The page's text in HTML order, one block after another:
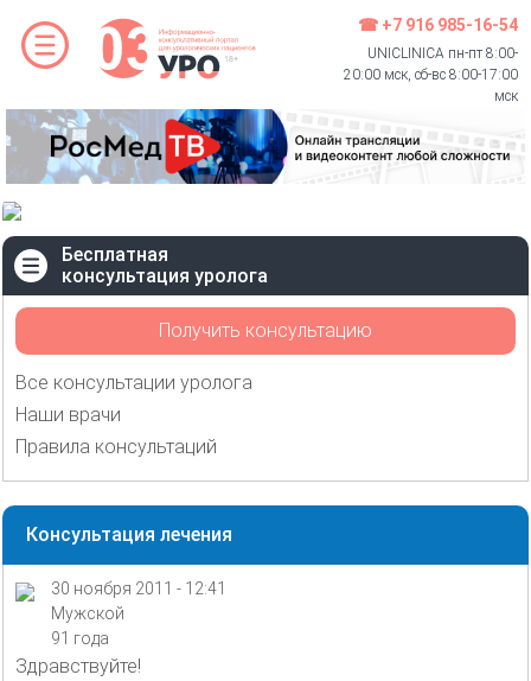
☎ +7 916 985-16-54
UNICLINICA пн-пт 8:00-
20:00 мск, сб-вс 8:00-17:00
мск
Бесплатная
консультация уролога
Получить консультацию
Все консультации уролога
Наши врачи
Правила консультаций
Консультация лечения
30 ноября 2011 - 12:41
Мужской
91 года
Здравствуйте!